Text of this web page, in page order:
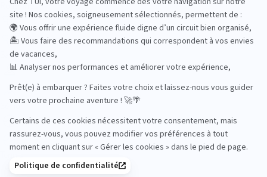
Road Trips
Safari
Sénior